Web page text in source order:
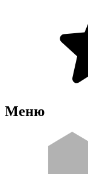
Меню